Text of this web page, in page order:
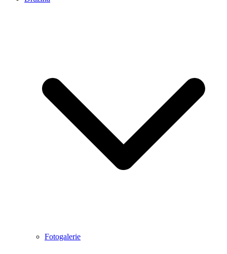
Fotogalerie